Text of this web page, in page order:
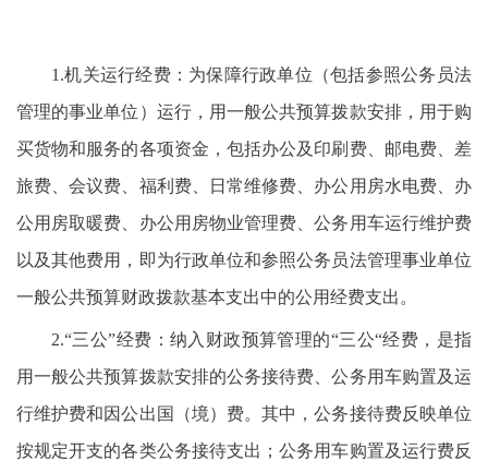
1.机关运行经费：为保障行政单位（包括参照公务员法
管理的事业单位）运行，用一般公共预算拨款安排，用于购
买货物和服务的各项资金，包括办公及印刷费、邮电费、差
旅费、会议费、福利费、日常维修费、办公用房水电费、办
公用房取暖费、办公用房物业管理费、公务用车运行维护费
以及其他费用，即为行政单位和参照公务员法管理事业单位
一般公共预算财政拨款基本支出中的公用经费支出。
2.“三公”经费：纳入财政预算管理的“三公“经费，是指
用一般公共预算拨款安排的公务接待费、公务用车购置及运
行维护费和因公出国（境）费。其中，公务接待费反映单位
按规定开支的各类公务接待支出；公务用车购置及运行费反